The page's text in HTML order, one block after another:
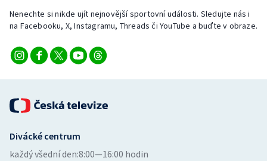
Nenechte si nikde ujít nejnovější sportovní události. Sledujte nás i
na Facebooku, X, Instagramu, Threads či YouTube a buďte v obraze.
Divácké centrum
každý všední den:8:00—16:00 hodin